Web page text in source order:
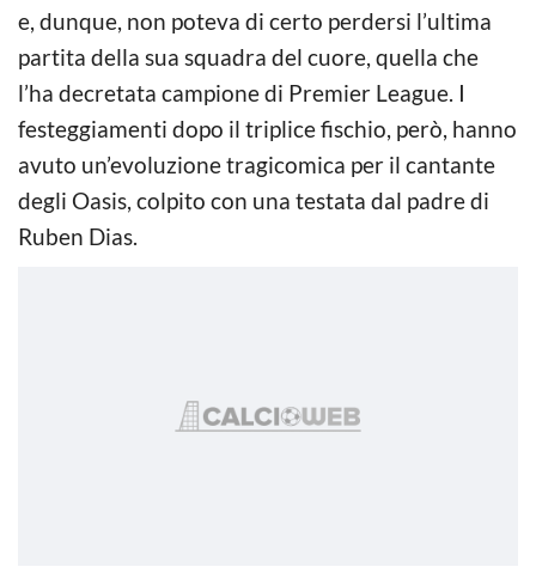
e, dunque, non poteva di certo perdersi l’ultima
partita della sua squadra del cuore, quella che
l’ha decretata campione di Premier League. I
festeggiamenti dopo il triplice fischio, però, hanno
avuto un’evoluzione tragicomica per il cantante
degli Oasis, colpito con una testata dal padre di
Ruben Dias.